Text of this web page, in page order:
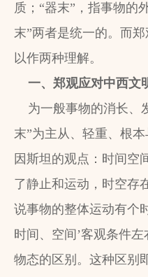
质；“器末”，指事物的
末”两者是统一的。而
以作两种理解。
一、郑观应对中西文
为一般事物的消长、
末”为主从、轻重、根
因斯坦的观点：时间空
了静止和运动，时空存
说事物的整体运动有个
时间、空间’客观条件
物态的区别。这种区别